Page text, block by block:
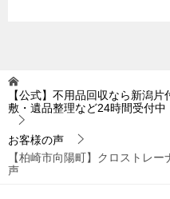
【公式】不用品回収なら新潟
敷・遺品整理など24時間受付中
お客様の声
【柏崎市向陽町】クロストレ
声